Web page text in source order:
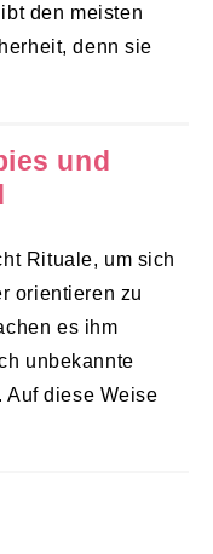
den meisten
denn sie
und
Rituale, um sich
orientieren zu
es ihm
unbekannte
diese Weise